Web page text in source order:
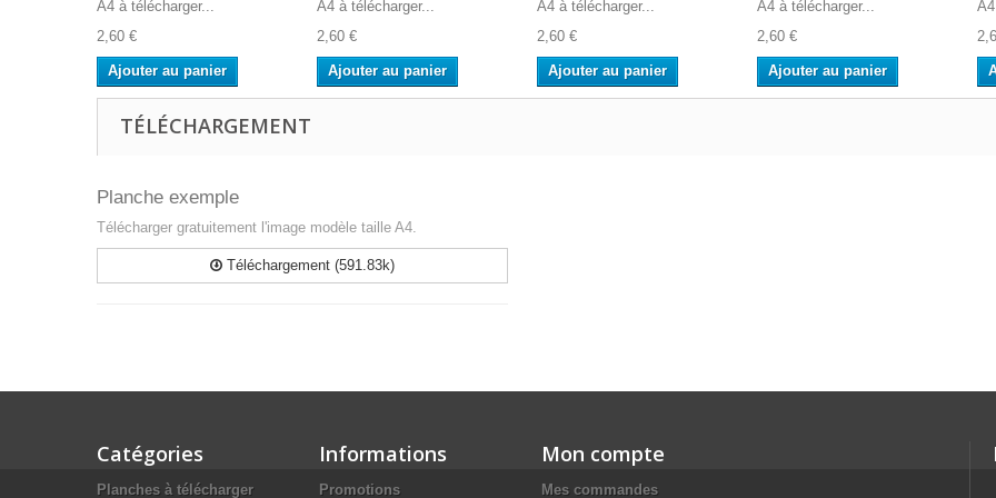
A4 à télécharger...
2,60 €
Ajouter au panier
A4 à télécharger...
2,60 €
Ajouter au panier
A4 à télécharger...
2,60 €
Ajouter au panier
A4 à télécharger...
2,60 €
Ajouter au panier
TÉLÉCHARGEMENT
Planche exemple
Télécharger gratuitement l'image modèle taille A4.
Téléchargement (591.83k)
Catégories
Planches à télécharger
Informations
Promotions
Mon compte
Mes commandes